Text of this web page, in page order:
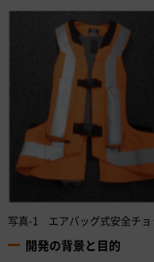
写真-1 エアバッグ式安全チョ
開発の背景と目的